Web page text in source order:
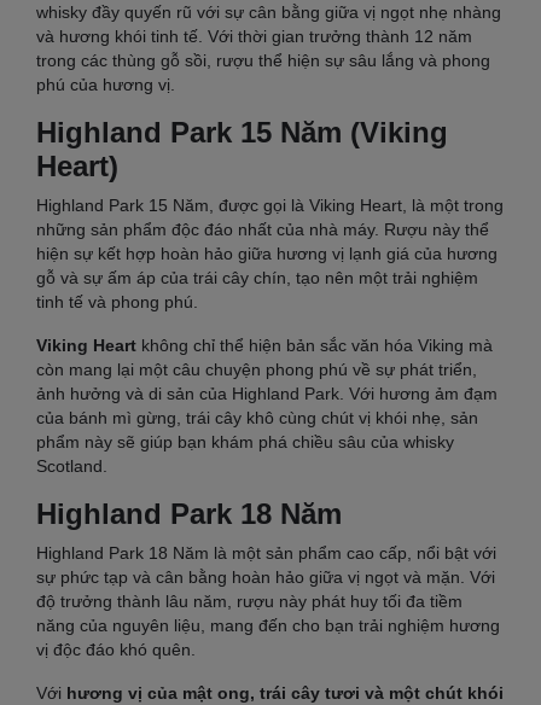
whisky đầy quyến rũ với sự cân bằng giữa vị ngọt nhẹ nhàng
và hương khói tinh tế. Với thời gian trưởng thành 12 năm
trong các thùng gỗ sồi, rượu thể hiện sự sâu lắng và phong
phú của hương vị.
Highland Park 15 Năm (Viking
Heart)
Highland Park 15 Năm, được gọi là Viking Heart, là một trong
những sản phẩm độc đáo nhất của nhà máy. Rượu này thể
hiện sự kết hợp hoàn hảo giữa hương vị lạnh giá của hương
gỗ và sự ấm áp của trái cây chín, tạo nên một trải nghiệm
tinh tế và phong phú.
Viking Heart không chỉ thể hiện bản sắc văn hóa Viking mà
còn mang lại một câu chuyện phong phú về sự phát triển,
ảnh hưởng và di sản của Highland Park. Với hương ảm đạm
của bánh mì gừng, trái cây khô cùng chút vị khói nhẹ, sản
phẩm này sẽ giúp bạn khám phá chiều sâu của whisky
Scotland.
Highland Park 18 Năm
Highland Park 18 Năm là một sản phẩm cao cấp, nổi bật với
sự phức tạp và cân bằng hoàn hảo giữa vị ngọt và mặn. Với
độ trưởng thành lâu năm, rượu này phát huy tối đa tiềm
năng của nguyên liệu, mang đến cho bạn trải nghiệm hương
vị độc đáo khó quên.
Với hương vị của mật ong, trái cây tươi và một chút khói